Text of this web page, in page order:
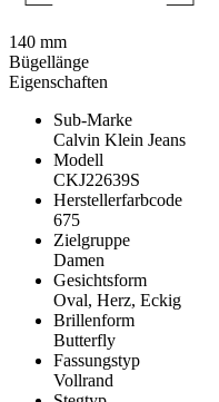
Eigenschaften
Sub-Marke
Calvin Klein Jeans
Modell
CKJ22639S
Herstellerfarbcode
675
Zielgruppe
Damen
Gesichtsform
Oval, Herz, Eckig
Brillenform
Butterfly
Fassungstyp
Vollrand
140 mm
Bügellänge